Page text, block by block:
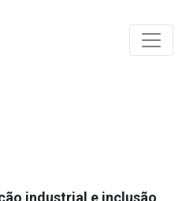
industrial e inclusão